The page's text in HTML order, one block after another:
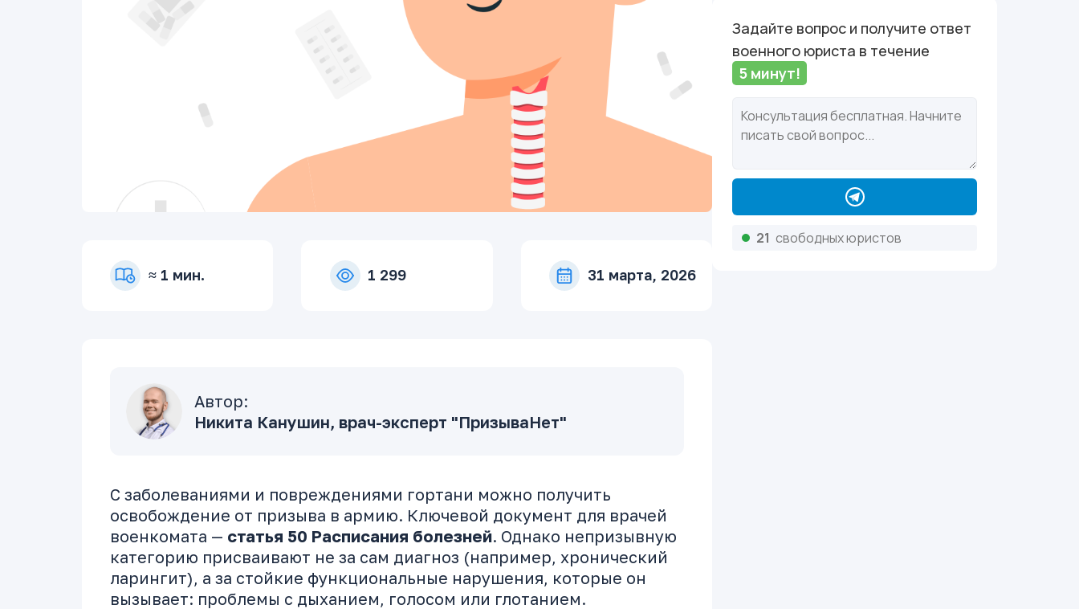
≈ 1 мин. 1 299 31 марта, 2026
Автор:
Никита Канушин, врач-эксперт "ПризываНет"
С заболеваниями и повреждениями гортани можно получить
освобождение от призыва в армию. Ключевой документ для врачей
военкомата — статья 50 Расписания болезней. Однако непризывную
категорию присваивают не за сам диагноз (например, хронический
ларингит), а за стойкие функциональные нарушения, которые он
вызывает: проблемы с дыханием, голосом или глотанием.
Задайте вопрос и получите ответ
военного юриста в течение
5 минут!
21 свободных юристов